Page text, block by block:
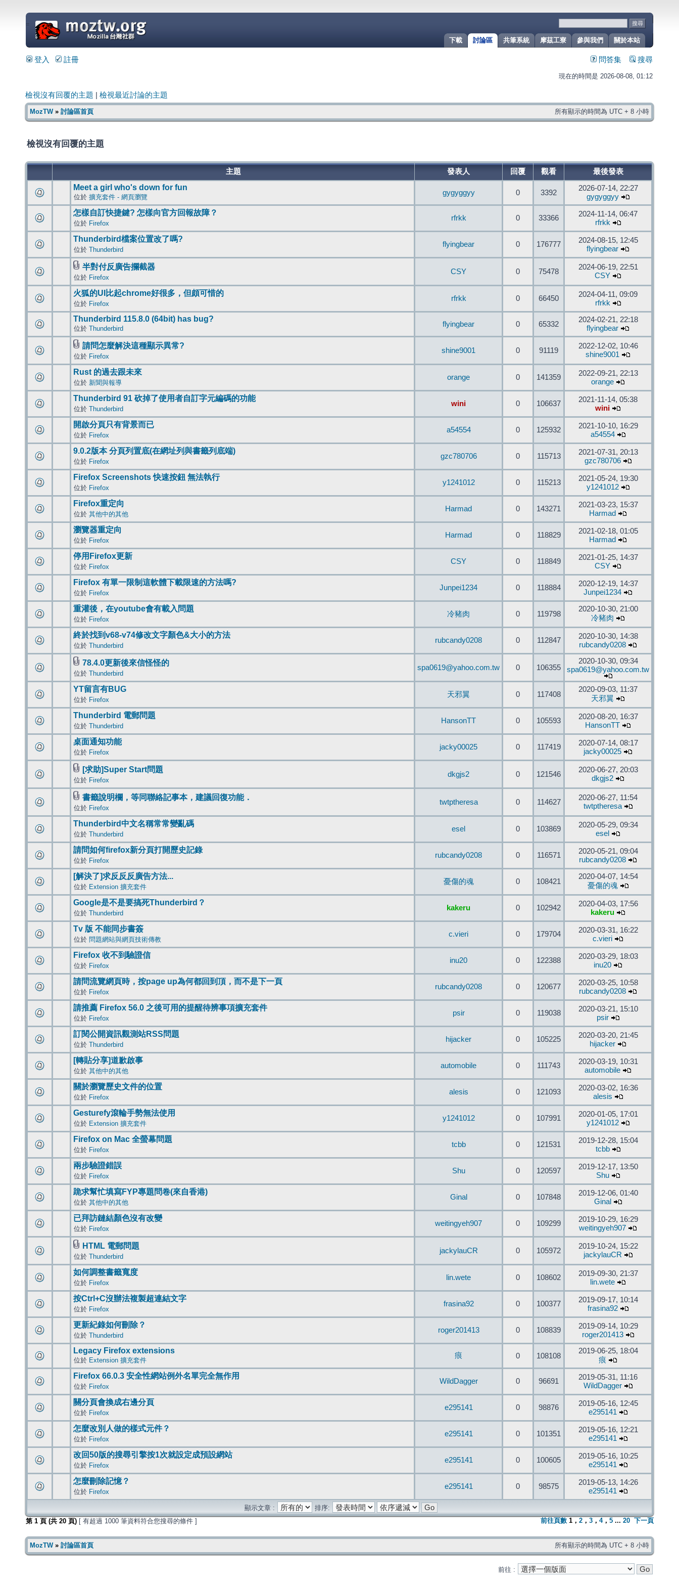
關於本站
參與我們
摩茲工寮
共筆系統
討論區
下載
=
登入 註冊 問答集 搜尋
現在的時間是 2026-08-08, 01:12
檢視沒有回覆的主題 檢視最近討論的主題
MozTW» 討論區首頁 所有顯示的時間為 UTC + 8 小時
檢視沒有回覆的主題
主題 發表人 回覆 觀看 最後發表
Meet a girl who's down for fun
位於 擴充套件 - 網頁瀏覽
gygyggyy 0 3392
2026-07-14, 22:27
gygyggyy
怎樣自訂快捷鍵? 怎樣向官方回報故障？
位於 Firefox
rfrkk 0 33366
2024-11-14, 06:47
rfrkk
Thunderbird檔案位置改了嗎?
位於 Thunderbird
flyingbear 0 176777
2024-08-15, 12:45
flyingbear
半對付反廣告攔截器
位於 Firefox
CSY 0 75478
2024-06-19, 22:51
CSY
火狐的UI比起chrome好很多，但頗可惜的
位於 Firefox
rfrkk 0 66450
2024-04-11, 09:09
rfrkk
Thunderbird 115.8.0 (64bit) has bug?
位於 Thunderbird
flyingbear 0 65332
2024-02-21, 22:18
flyingbear
請問怎麼解決這種顯示異常?
位於 Firefox
shine9001 0 91119
2022-12-02, 10:46
shine9001
Rust 的過去跟未來
位於 新聞與報導
orange 0 141359
2022-09-21, 22:13
orange
Thunderbird 91 砍掉了使用者自訂字元編碼的功能
位於 Thunderbird
wini 0 106637
2021-11-14, 05:38
wini
開啟分頁只有背景而已
位於 Firefox
a54554 0 125932
2021-10-10, 16:29
a54554
9.0.2版本 分頁列置底(在網址列與書籤列底端)
位於 Firefox
gzc780706 0 115713
2021-07-31, 20:13
gzc780706
Firefox Screenshots 快速按鈕 無法執行
位於 Firefox
y1241012 0 115213
2021-05-24, 19:30
y1241012
Firefox重定向
位於 其他中的其他
Harmad 0 143271
2021-03-23, 15:37
Harmad
瀏覽器重定向
位於 Firefox
Harmad 0 118829
2021-02-18, 01:05
Harmad
停用Firefox更新
位於 Firefox
CSY 0 118849
2021-01-25, 14:37
CSY
Firefox 有單一限制這軟體下載限速的方法嗎?
位於 Firefox
Junpei1234 0 118884
2020-12-19, 14:37
Junpei1234
重灌後，在youtube會有載入問題
位於 Firefox
冷豬肉 0 119798
2020-10-30, 21:00
冷豬肉
終於找到v68-v74修改文字顏色&大小的方法
位於 Thunderbird
rubcandy0208 0 112847
2020-10-30, 14:38
rubcandy0208
78.4.0更新後來信怪怪的
位於 Thunderbird
spa0619@yahoo.com.tw 0 106355
2020-10-30, 09:34
spa0619@yahoo.com.tw
YT留言有BUG
位於 Firefox
天邪翼 0 117408
2020-09-03, 11:37
天邪翼
Thunderbird 電郵問題
位於 Thunderbird
HansonTT 0 105593
2020-08-20, 16:37
HansonTT
桌面通知功能
位於 Firefox
jacky00025 0 117419
2020-07-14, 08:17
jacky00025
[求助]Super Start問題
位於 Firefox
dkgjs2 0 121546
2020-06-27, 20:03
dkgjs2
書籤說明欄，等同聯絡記事本，建議回復功能．
位於 Firefox
twtptheresa 0 114627
2020-06-27, 11:54
twtptheresa
Thunderbird中文名稱常常變亂碼
位於 Thunderbird
esel 0 103869
2020-05-29, 09:34
esel
請問如何firefox新分頁打開歷史記錄
位於 Firefox
rubcandy0208 0 116571
2020-05-21, 09:04
rubcandy0208
[解決了]求反反反廣告方法...
位於 Extension 擴充套件
憂傷的魂 0 108421
2020-04-07, 14:54
憂傷的魂
Google是不是要搞死Thunderbird？
位於 Thunderbird
kakeru 0 102942
2020-04-03, 17:56
kakeru
Tv 版 不能同步書簽
位於 問題網站與網頁技術傳教
c.vieri 0 179704
2020-03-31, 16:22
c.vieri
Firefox 收不到驗證信
位於 Firefox
inu20 0 122388
2020-03-29, 18:03
inu20
請問流覽網頁時，按page up為何都回到頂，而不是下一頁
位於 Firefox
rubcandy0208 0 120677
2020-03-25, 10:58
rubcandy0208
請推薦 Firefox 56.0 之後可用的提醒待辨事項擴充套件
位於 Firefox
psir 0 119038
2020-03-21, 15:10
psir
訂閱公開資訊觀測站RSS問題
位於 Thunderbird
hijacker 0 105225
2020-03-20, 21:45
hijacker
[轉貼分享]道歉啟事
位於 其他中的其他
automobile 0 111743
2020-03-19, 10:31
automobile
關於瀏覽歷史文件的位置
位於 Firefox
alesis 0 121093
2020-03-02, 16:36
alesis
Gesturefy滾輪手勢無法使用
位於 Extension 擴充套件
y1241012 0 107991
2020-01-05, 17:01
y1241012
Firefox on Mac 全螢幕問題
位於 Firefox
tcbb 0 121531
2019-12-28, 15:04
tcbb
兩步驗證錯誤
位於 Firefox
Shu 0 120597
2019-12-17, 13:50
Shu
跪求幫忙填寫FYP專題問卷(來自香港)
位於 其他中的其他
Ginal 0 107848
2019-12-06, 01:40
Ginal
已拜訪鏈結顏色沒有改變
位於 Firefox
weitingyeh907 0 109299
2019-10-29, 16:29
weitingyeh907
HTML 電郵問題
位於 Thunderbird
jackylauCR 0 105972
2019-10-24, 15:22
jackylauCR
如何調整書籤寬度
位於 Firefox
lin.wete 0 108602
2019-09-30, 21:37
lin.wete
按Ctrl+C沒辦法複製超連結文字
位於 Firefox
frasina92 0 100377
2019-09-17, 10:14
frasina92
更新紀錄如何刪除？
位於 Thunderbird
roger201413 0 108839
2019-09-14, 10:29
roger201413
Legacy Firefox extensions
位於 Extension 擴充套件
痕 0 108108
2019-06-25, 18:04
痕
Firefox 66.0.3 安全性網站例外名單完全無作用
位於 Firefox
WildDagger 0 96691
2019-05-31, 11:16
WildDagger
關分頁會換成右邊分頁
位於 Firefox
e295141 0 98876
2019-05-16, 12:45
e295141
怎麼改別人做的樣式元件？
位於 Firefox
e295141 0 101351
2019-05-16, 12:21
e295141
改回50版的搜尋引擎按1次就設定成預設網站
位於 Firefox
e295141 0 100605
2019-05-16, 10:25
e295141
怎麼刪除記憶？
位於 Firefox
e295141 0 98575
2019-05-13, 14:26
e295141
顯示文章 :
排序:
第 1 頁 (共 20 頁) [ 有超過 1000 筆資料符合您搜尋的條件 ] 前往頁數 1 ， 2 ， 3 ， 4， 5 ... 20 下一頁
MozTW» 討論區首頁 所有顯示的時間為 UTC + 8 小時
前往 :